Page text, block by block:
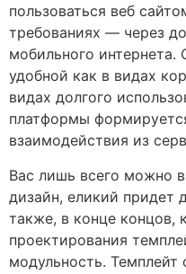
пользоваться веб
требованиях — через
мобильного
удобной как в видах
видах долгого
платформы
взаимодействия из
Вас лишь всего можно
дизайн, еликий придет
также, в конце концов,
проектирования
модульность. Темплейт